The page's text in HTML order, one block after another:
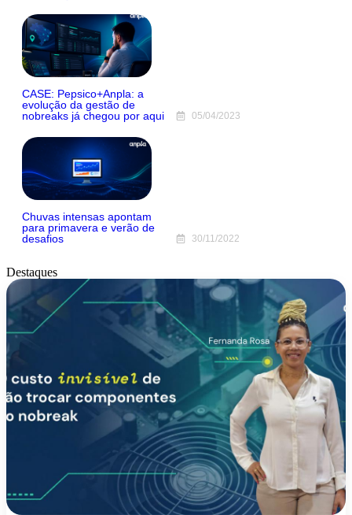
CASE: Pepsico+Anpla: a
evolução da gestão de
nobreaks já chegou por aqui
05/04/2023
Chuvas intensas apontam
para primavera e verão de
desafios
30/11/2022
Destaques